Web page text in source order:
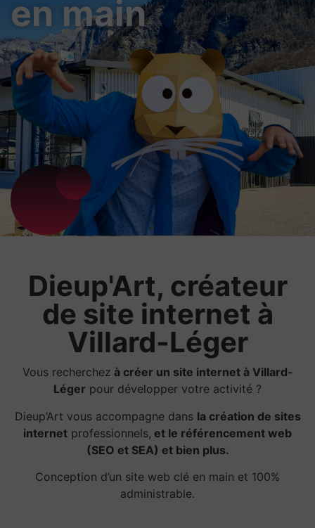
en main
Dieup'Art, créateur
de site internet à
Villard-Léger
Vous recherchez à créer un site internet à Villard-
Léger pour développer votre activité ?
Dieup’Art vous accompagne dans la création de sites
internet professionnels, et le référencement web
(SEO et SEA) et bien plus.
Conception d’un site web clé en main et 100%
administrable.